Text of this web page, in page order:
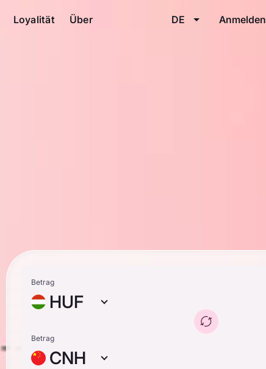
Loyalität Über DE Anmelden
Betrag
HUF
Betrag
CNH